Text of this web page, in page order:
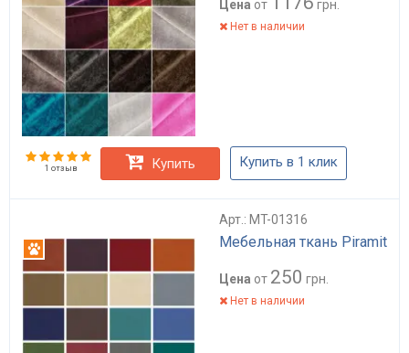
Цена от грн.
Нет в наличии
1 отзыв Купить Купить в 1 клик
Арт.: MT-01316
Мебельная ткань Piramit
Цена от 250 грн.
Нет в наличии